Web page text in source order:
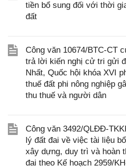
tiền bổ sung đối với thời
đất
Công văn 10674/BTC-CT
trả lời kiến nghị cử tri gửi
Nhất, Quốc hội khóa XVI
thuế đất phi nông nghiệp
thu thuế và người dân
Công văn 3492/QLĐĐ-
lý đất đai về việc tài liệu
xây dựng, duy trì và hoàn
đai theo Kế hoạch 2959/